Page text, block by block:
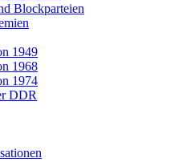
Blockparteien
1949
1968
1974
DDR